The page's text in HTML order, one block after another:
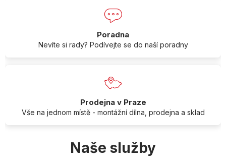
Poradna
Nevíte si rady? Podívejte se do naší poradny
Prodejna v Praze
Vše na jednom místě - montážní dílna, prodejna a sklad
Naše služby